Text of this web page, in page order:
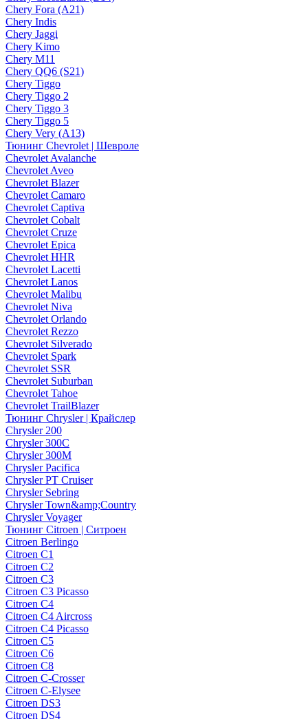
Chery Fora (A21)
Chery Indis
Chery Jaggi
Chery Kimo
Chery M11
Chery QQ6 (S21)
Chery Tiggo
Chery Tiggo 2
Chery Tiggo 3
Chery Tiggo 5
Chery Very (A13)
Тюнинг Chevrolet | Шевроле
Chevrolet Avalanche
Chevrolet Aveo
Chevrolet Blazer
Chevrolet Camaro
Chevrolet Captiva
Chevrolet Cobalt
Chevrolet Cruze
Chevrolet Epica
Chevrolet HHR
Chevrolet Lacetti
Chevrolet Lanos
Chevrolet Malibu
Chevrolet Niva
Chevrolet Orlando
Chevrolet Rezzo
Chevrolet Silverado
Chevrolet Spark
Chevrolet SSR
Chevrolet Suburban
Chevrolet Tahoe
Chevrolet TrailBlazer
Тюнинг Chrysler | Крайслер
Chrysler 200
Chrysler 300C
Chrysler 300M
Chrysler Pacifica
Chrysler PT Cruiser
Chrysler Sebring
Chrysler Town&amp;Country
Chrysler Voyager
Тюнинг Citroen | Ситроен
Citroen Berlingo
Citroen C1
Citroen C2
Citroen C3
Citroen C3 Picasso
Citroen C4
Citroen C4 Aircross
Citroen C4 Picasso
Citroen C5
Citroen C6
Citroen C8
Citroen C-Crosser
Citroen C-Elysee
Citroen DS3
Citroen DS4